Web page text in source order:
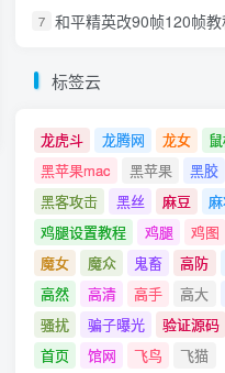
7 和平精英改90帧120帧
标签云
龙虎斗 龙腾网 龙女
黑苹果mac
黑苹果 黑胶
黑客攻击
黑丝 麻豆
鸡腿设置教程
鸡腿 鸡图
魔女
魔众 鬼畜 高防
高然
高清 高手 高大
骚扰
骗子曝光 验证源码
首页
馆网 飞鸟 飞猫